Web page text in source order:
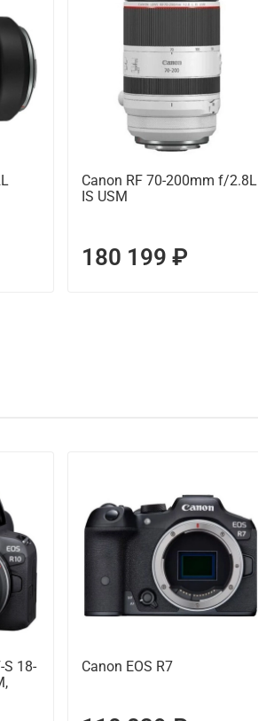
Canon RF 70-200mm f/2.8L
IS USM
180 199 ₽
S 18-
Canon EOS R7